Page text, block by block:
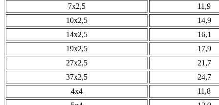
7х2,5
11,9
10х2,5
14,9
14х2,5
16,1
19х2,5
17,9
27х2,5
21,7
37х2,5
24,7
4х4
11,8